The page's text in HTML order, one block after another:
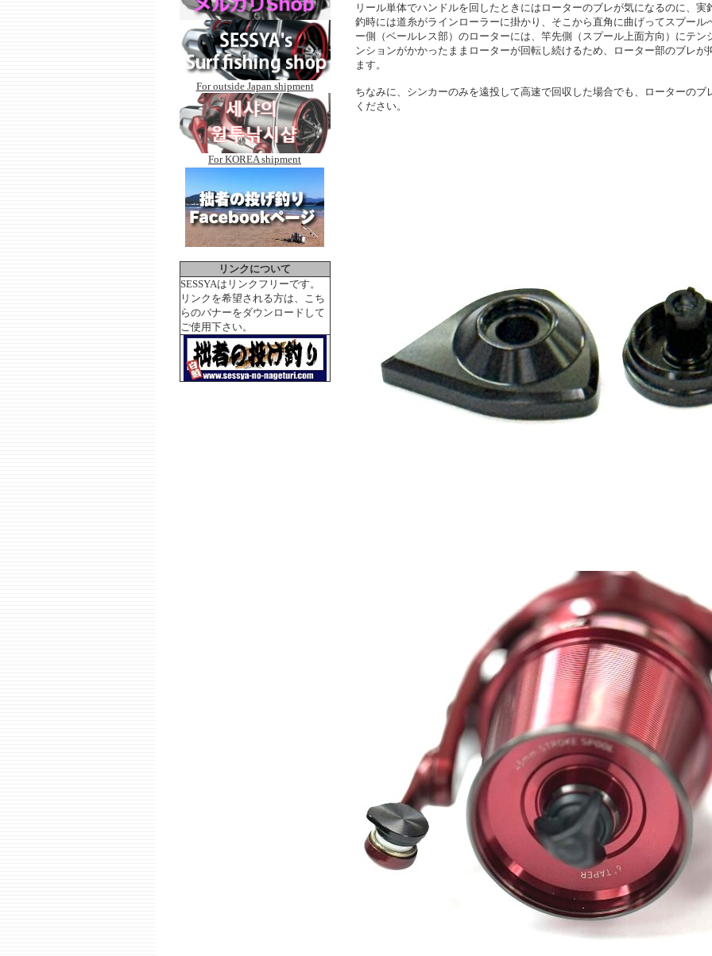
For outside Japan shipment
For KOREA shipment
リンクについて
SESSYAはリンクフリーです。
リンクを希望される方は、こち
らのバナーをダウンロードして
ご使用下さい。
リール単体でハンドルを回したときにはローターのブレが気になるのに、
釣時には道糸がラインローラーに掛かり、そこから直角に曲げってスプール
ー側（ベールレス部）のローターには、竿先側（スプール上面方向）にテ
ンションがかかったままローターが回転し続けるため、ローター部のブレが
ます。
ちなみに、シンカーのみを遠投して高速で回収した場合でも、ローターの
ください。